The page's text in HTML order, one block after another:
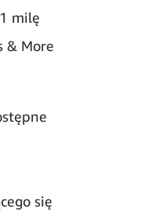
milę
& More
się